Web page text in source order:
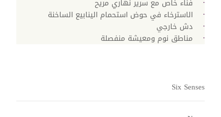
فناء خاص مع سرير نهاري مريح
الاسترخاء في حوض استحمام الينابيع الساخنة
دش خارجي
مناطق نوم ومعيشة منفصلة
Six Senses